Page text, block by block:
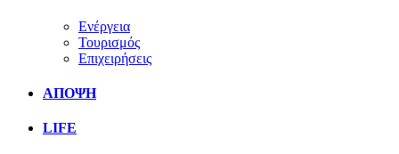
Ενέργεια
Τουρισμός
Επιχειρήσεις
ΑΠΟΨΗ
LIFE